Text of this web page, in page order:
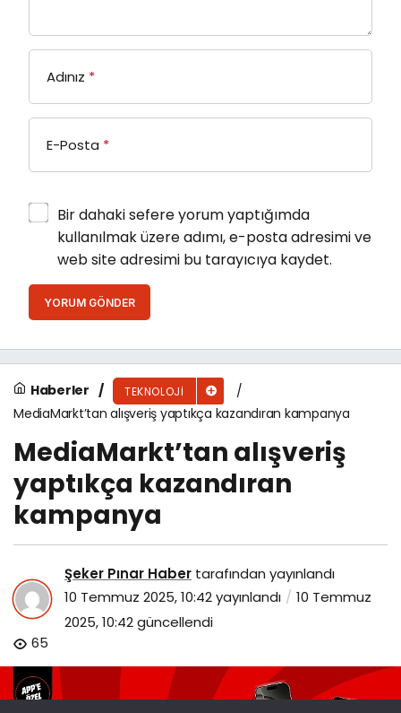
Adınız *
E-Posta *
Bir dahaki sefere yorum yaptığımda
kullanılmak üzere adımı, e-posta adresimi ve
web site adresimi bu tarayıcıya kaydet.
YORUM GÖNDER
Haberler TEKNOLOJI
MediaMarkt’tan alışveriş yaptıkça kazandıran kampanya
MediaMarkt’tan alışveriş
yaptıkça kazandıran
kampanya
Şeker Pınar Haber tarafından yayınlandı
10 Temmuz 2025, 10:42yayınlandı
10 Temmuz
2025, 10:42güncellendi
65